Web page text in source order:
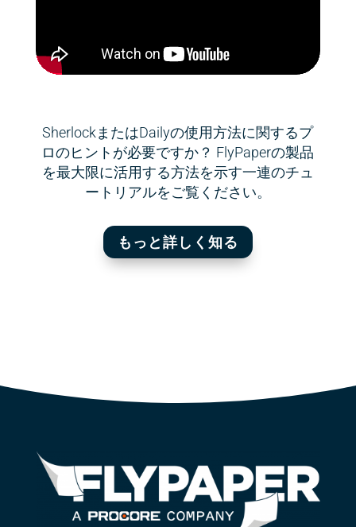
SherlockまたはDailyの使用方法に関するプ
ロのヒントが必要ですか？ FlyPaperの製品
を最大限に活用する方法を示す一連のチュ
ートリアルをご覧ください。
もっと詳しく知る